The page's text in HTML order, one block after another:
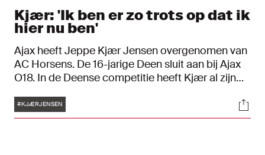
Kjær: 'Ik ben er zo trots op dat ik
hier nu ben'
Ajax heeft Jeppe Kjær Jensen overgenomen van
AC Horsens. De 16-jarige Deen sluit aan bij Ajax
O18. In de Deense competitie heeft Kjær al zijn
hiermee de jongste doelpuntenmaker ooit in de
Deense profcompetitie.
Tags
#KJÆRJENSEN